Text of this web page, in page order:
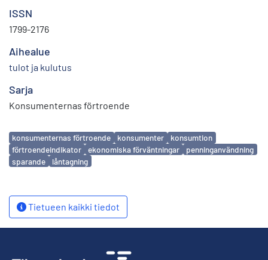
ISSN
1799-2176
Aihealue
tulot ja kulutus
Sarja
Konsumenternas förtroende
Avainsanat
konsumenternas förtroende konsumenter
konsumtion
förtroendeindikator
ekonomiska förväntningar
penninganvändning
sparande
låntagning
Tietueen kaikki tiedot